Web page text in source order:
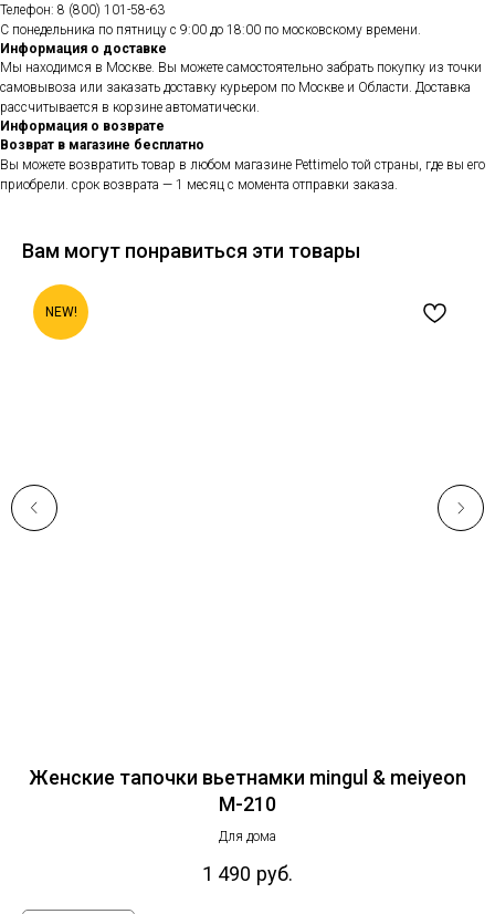
Телефон: 8 (800) 101-58-63
С понедельника по пятницу с 9:00 до 18:00 по московскому времени.
Информация о доставке
Мы находимся в Москве. Вы можете самостоятельно забрать покупку из точки
самовывоза или заказать доставку курьером по Москве и Области. Доставка
рассчитывается в корзине автоматически.
Информация о возврате
Возврат в магазине бесплатно
Вы можете возвратить товар в любом магазине Pettimelo той страны, где вы его
приобрели. срок возврата — 1 месяц с момента отправки заказа.
Вам могут понравиться эти товары
NEW!
Женские тапочки вьетнамки mingul & meiyeon
M-210
Для дома
1 490 руб.